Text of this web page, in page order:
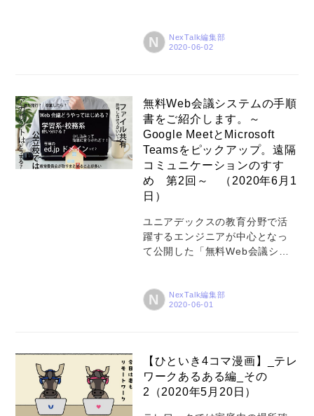
用担当...
ります。これに伴い、新人研修
も集合形式から初の「リモート
環境を研究中の未来サービス研
究所と合同で研修担当者と新人
にオンラインインタビューを行
いました。リモート研修現場の
ホットなお話をお届けします。
ー 最初に自己紹介や仕事内容、
自己アピール（笑）などお願い
します 渡島 私は、人事部アカデ
ミー推進室に所属し、新入社員
向けと一般社員向け研修の企画
から全体運営までを担当してい
ます。配属後の...
N NexTalk編集部
無料Web会議システムの手順
書をご紹介します。～
Google MeetとMicrosoft
Teamsをピックアップ。遠隔
コミュニケーションのすす
め 第2回～ （2020年6月1
日）
ユニアデックスの教育分野で活
躍するエンジニアが中心となっ
て公開した「無料Web会議シス
として、今度はMeetsとTeams
の手順書をつくってみましたの
議システムの一覧表と、「まず
はかんたんに！」をキーワード
に"Skype"をご紹介 【作者ご紹
介】 緊急事態宣言が解除されま
したが、まだまだ油断がならな
N NexTalk編集部
【ひといき4コマ漫画】_テレ
ワークあるある編_その
2（2020年5月20日）